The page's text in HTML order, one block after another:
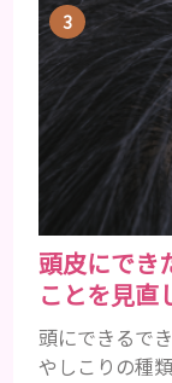
まれるアレル
普段お使いの
レルギーを引
すね。 •フッ
たり、虫歯と
粉の風味や爽...
頭皮にでき
ことを見直
頭にできるで
やしこりの種